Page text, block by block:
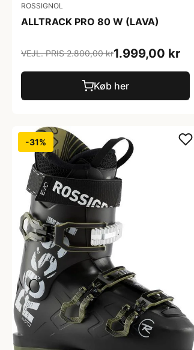
ROSSIGNOL
ALLTRACK PRO 80 W (LAVA)
VEJL. PRIS 2.800,00 kr1.999,00 kr
Køb her
-31%